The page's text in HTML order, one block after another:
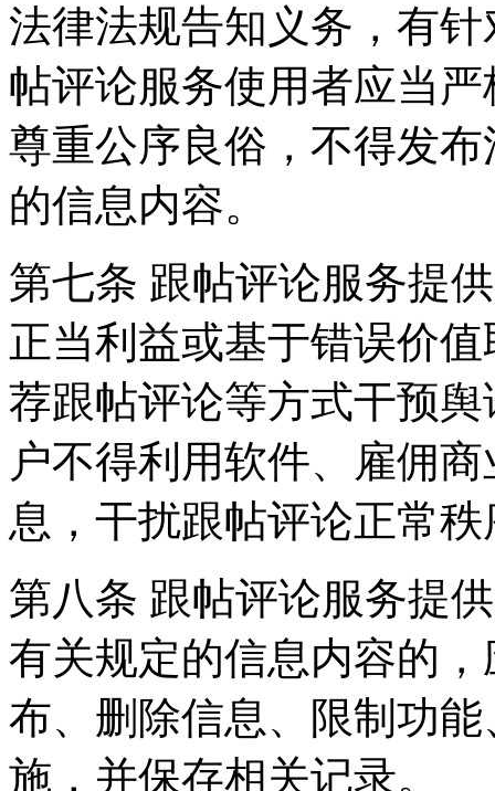
法律法规告知义务，有
帖评论服务使用者应当
尊重公序良俗，不得发
的信息内容。
第七条 跟帖评论服务提
正当利益或基于错误价
荐跟帖评论等方式干预
户不得利用软件、雇佣
息，干扰跟帖评论正常
第八条 跟帖评论服务提
有关规定的信息内容的
布、删除信息、限制功
施，并保存相关记录。